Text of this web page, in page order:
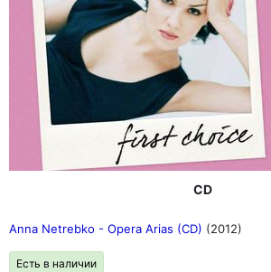
CD
Anna Netrebko - Opera Arias (CD) (2012)
Есть в наличии